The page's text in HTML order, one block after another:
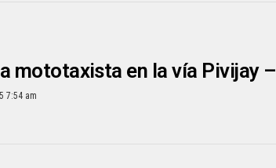
mototaxista en la vía Pivijay –
7:54 am